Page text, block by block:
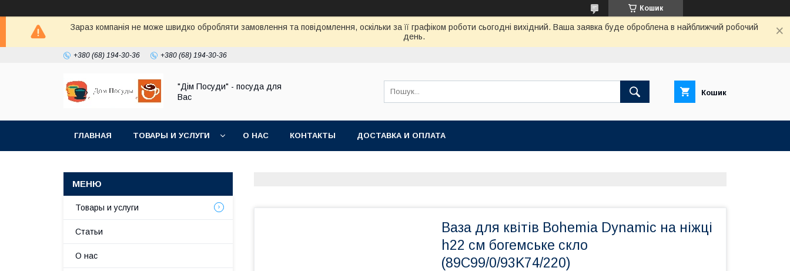
Кошик
Зараз компанія не може швидко обробляти замовлення та повідомлення, оскільки за її графіком роботи сьогодні вихідний. Ваша заявка буде оброблена в найближчий робочий
день.
+380 (68) 194-30-36 +380 (68) 194-30-36
"Дім Посуди" - посуда для
Вас
Кошик
ГЛАВНАЯ ТОВАРЫ И УСЛУГИ О НАС КОНТАКТЫ ДОСТАВКА И ОПЛАТА
Ваза для квітів Bohemia Dynamic на ніжці
h22 см богемське скло
(89C99/0/93K74/220)
Товары и услуги
Статьи
О нас